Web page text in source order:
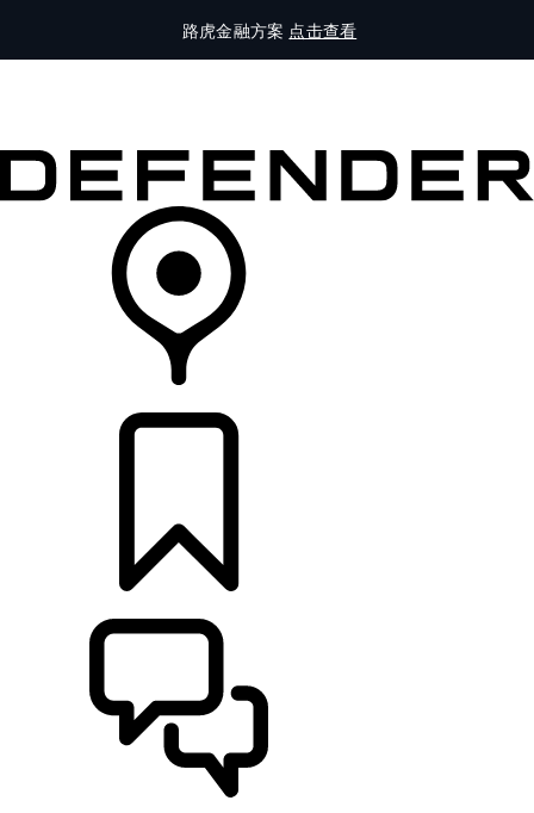
路虎金融方案 点击查看